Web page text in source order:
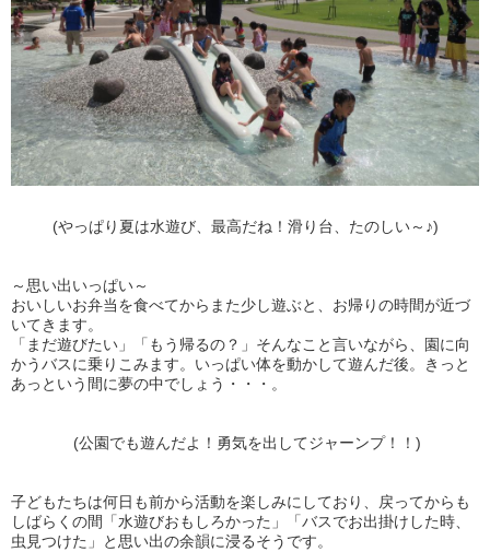
(やっぱり夏は水遊び、最高だね！滑り台、たのしい～♪)
～思い出いっぱい～
おいしいお弁当を食べてからまた少し遊ぶと、お帰りの時間が近づ
いてきます。
「まだ遊びたい」「もう帰るの？」そんなこと言いながら、園に向
かうバスに乗りこみます。いっぱい体を動かして遊んだ後。きっと
あっという間に夢の中でしょう・・・。
(公園でも遊んだよ！勇気を出してジャーンプ！！)
子どもたちは何日も前から活動を楽しみにしており、戻ってからも
しばらくの間「水遊びおもしろかった」「バスでお出掛けした時、
虫見つけた」と思い出の余韻に浸るそうです。